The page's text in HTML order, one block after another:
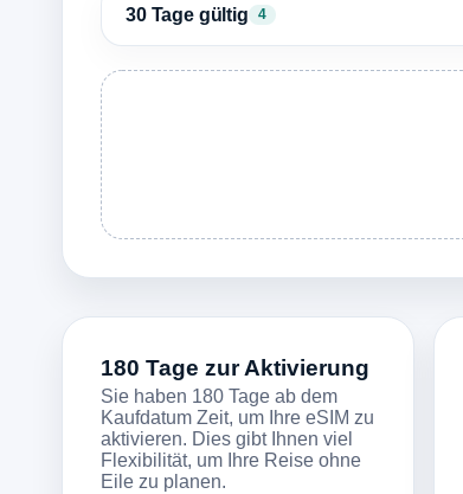
30 Tage gültig 4
180 Tage zur Aktivierung
Sie haben 180 Tage ab dem
Kaufdatum Zeit, um Ihre eSIM zu
aktivieren. Dies gibt Ihnen viel
Flexibilität, um Ihre Reise ohne
Eile zu planen.